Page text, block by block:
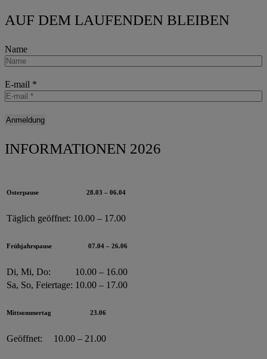
AUF DEM LAUFENDEN BLEIBEN
Name
E-mail *
INFORMATIONEN 2026
Osterpause 28.03 – 06.04
Täglich geöffnet: 10.00 – 17.00
Frühjahrspause 07.04 – 26.06
Di, Mi, Do:
10.00 – 16.00
Sa, So, Feiertage: 10.00 – 17.00
Mittsommertag 23.06
Geöffnet: 10.00 – 21.00